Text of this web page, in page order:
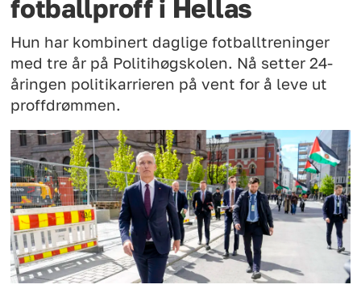
fotballproff i Hellas
Hun har kombinert daglige fotballtreninger
med tre år på Politihøgskolen. Nå setter 24-
åringen politikarrieren på vent for å leve ut
proffdrømmen.